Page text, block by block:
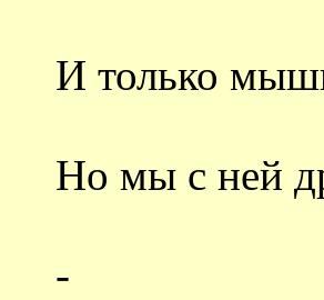
И только
Но мы с ней
-